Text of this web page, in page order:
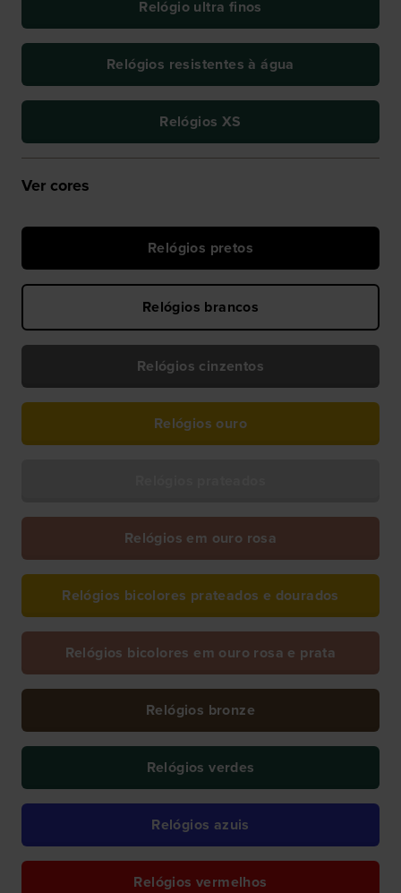
Relógio ultra finos
Relógios resistentes à água
Relógios XS
Ver cores
Relógios pretos
Relógios brancos
Relógios cinzentos
Relógios ouro
Relógios em ouro rosa
Relógios bicolores prateados e dourados
Relógios bicolores em ouro rosa e prata
Relógios bronze
Relógios verdes
Relógios azuis
Relógios vermelhos